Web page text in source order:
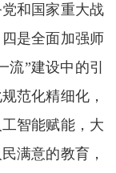
和国家重大战
是全面加强师
”建设中的引
范化精细化，
智能赋能，大
满意的教育，